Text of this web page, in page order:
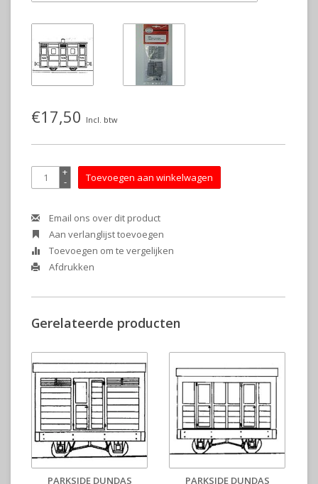
€17,50 Incl. btw
+
- Toevoegen aan winkelwagen
Email ons over dit product
Aan verlanglijst toevoegen
Toevoegen om te vergelijken
Afdrukken
Gerelateerde producten
PARKSIDE DUNDAS
PARKSIDE DUNDAS